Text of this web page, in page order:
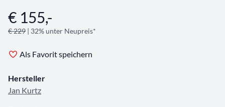
Angebotsinformationen
€ 155,-
€ 229 | 32% unter Neupreis*
Als Favorit speichern
Hersteller
Jan Kurtz